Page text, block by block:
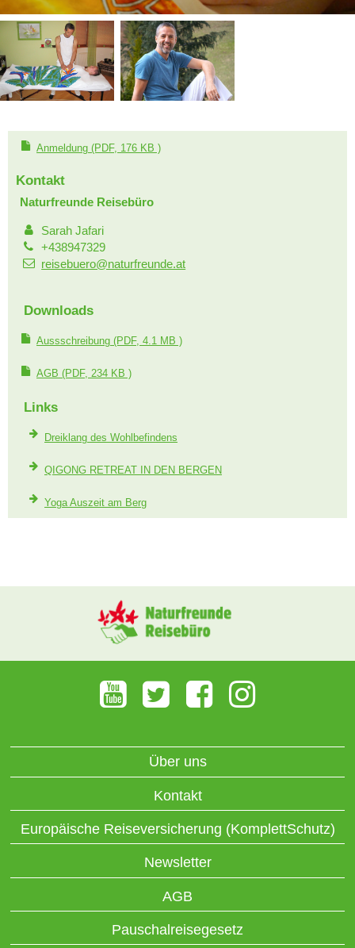
Anmeldung (PDF, 176 KB )
Kontakt
Naturfreunde Reisebüro
Sarah Jafari
+438947329
reisebuero@naturfreunde.at
Downloads
Aussschreibung (PDF, 4.1 MB )
AGB (PDF, 234 KB )
Links
Dreiklang des Wohlbefindens
QIGONG RETREAT IN DEN BERGEN
Yoga Auszeit am Berg
Über uns
Kontakt
Europäische Reiseversicherung (KomplettSchutz)
Newsletter
AGB
Pauschalreisegesetz